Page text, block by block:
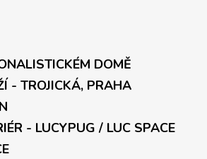
DOMĚ
- TROJICKÁ, PRAHA
- LUCYPUG / LUC SPACE